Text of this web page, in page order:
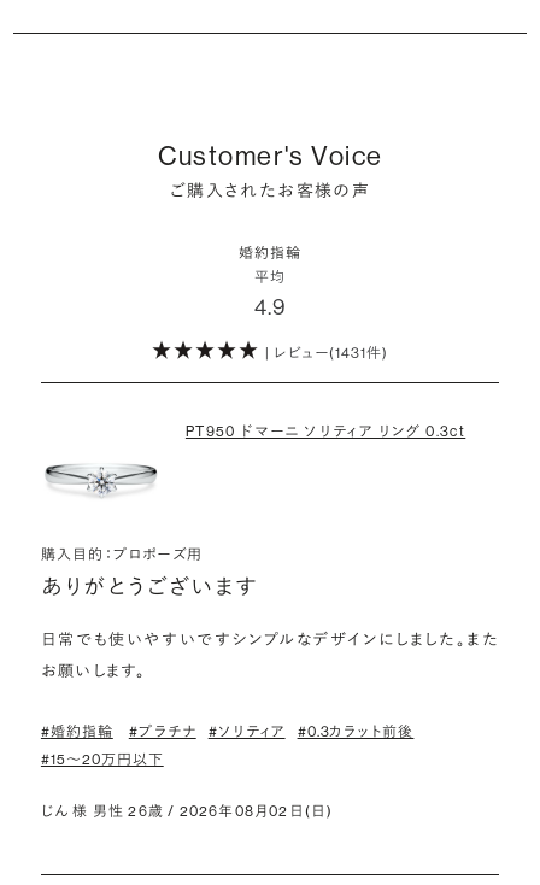
ダイヤモンド供給元のデータと直接繋がる独自の検索画面で、品質を
機関が発行した鑑定書が付き、品質が保証されます。
・メレダイヤモンドまでブライダル品質
婚約指輪にさらなる華やかさを添える小ぶりなダイヤモンドも、一般的
わたしたちのダイヤモンドについて
詳しくはこちら
検討していただければと思います。
※データ出典：結婚マーケット調査2025
しかし、サプライズで贈り贈られるのも、やはり素敵な経験。ブリリアン
ぜひお二人らしいスタイルを見つけてみてください。
Customer's Voice
ご購入されたお客様の声
婚約指輪
平均
4.9
| レビュー(1431件)
PT950 ドマーニ ソリティア リング 0.3ct
購入目的：プロポーズ用
ありがとうございます
日常でも使いやすいですシンプルなデザインにしました。また
お願いします。
#婚約指輪 #プラチナ #ソリティア
#0.3カラット前後
#15〜20万円以下
じん 様 男性 26歳 / 2026年08月02日(日)